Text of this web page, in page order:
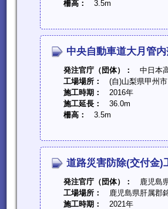
柵高：
3.5m
中央自動車道大月管
発注官庁（団体）：
中日本
工場場所：
(自)山梨県甲州
施工時期：
2016年
施工延長：
36.0m
柵高：
3.5m
道路災害防除(交付金)
発注官庁（団体）：
鹿児島
工場場所：
鹿児島県肝属郡
施工時期：
2021年